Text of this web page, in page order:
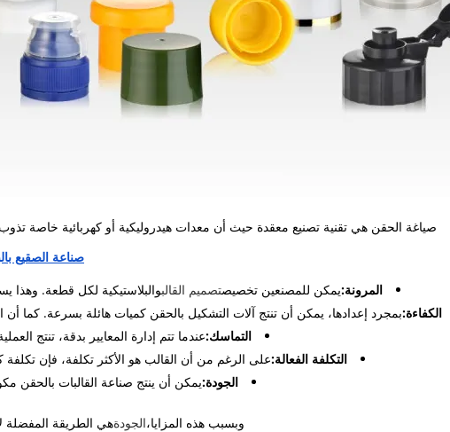
صياغة الحقن هي تقنية تصنيع معقدة حيث أن معدات هيدروليكية أو كهربائية خاصة
صناعة الصقيع
المرونة:يمكن للمصنعين تخصيصتصميم القالبوالبلاستيكية لكل قطعة. وهذا
الكفاءة:بمجرد إعدادها، يمكن أن تنتج آلات التشكيل بالحقن كميات هائلة بسرعة. كما أن
التماسك:عندما تتم إدارة المعايير بدقة، تنتج
التكلفة الفعالة:على الرغم من أن القالب هو الأكثر تكلفة، فإن
الجودة:يمكن أن ينتج صناعة القالبات بالحقن
وبسبب هذه المزايا،الجودةهي الطريقة المفضلة